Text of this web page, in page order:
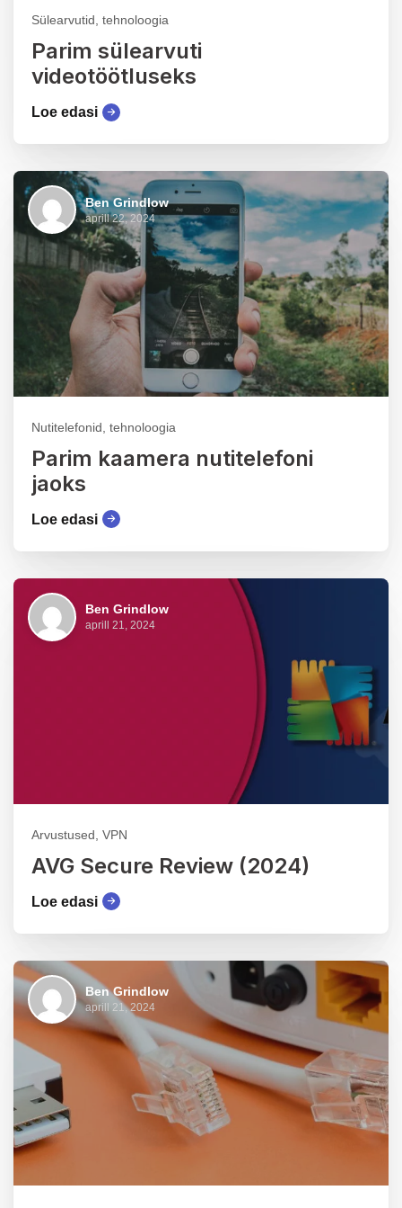
Sülearvutid, tehnoloogia
Parim sülearvuti
videotöötluseks
Loe edasi
Ben Grindlow
aprill 22, 2024
Nutitelefonid, tehnoloogia
Parim kaamera nutitelefoni
jaoks
Loe edasi
Ben Grindlow
aprill 21, 2024
Arvustused, VPN
AVG Secure Review (2024)
Loe edasi
Ben Grindlow
aprill 21, 2024